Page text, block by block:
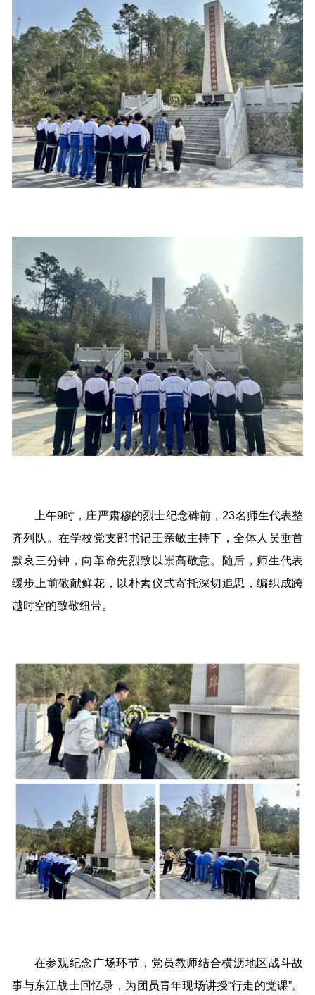
上午9时，庄严肃穆的烈士纪念碑前，23名师生代表整
齐列队。在学校党支部书记王亲敏主持下，全体人员垂首
默哀三分钟，向革命先烈致以崇高敬意。随后，师生代表
缓步上前敬献鲜花，以朴素仪式寄托深切追思，编织成跨
越时空的致敬纽带。
在参观纪念广场环节，党员教师结合横沥地区战斗故
事与东江战士回忆录，为团员青年现场讲授“行走的党课”。